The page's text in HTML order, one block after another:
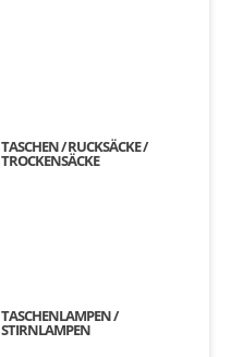
TASCHEN / RUCKSÄCKE /
TROCKENSÄCKE
TASCHENLAMPEN /
STIRNLAMPEN